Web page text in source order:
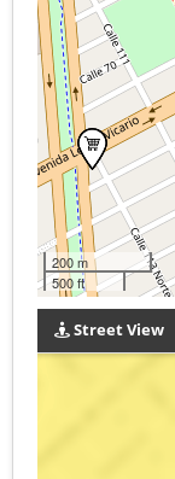
200 m
500 ft
Street View